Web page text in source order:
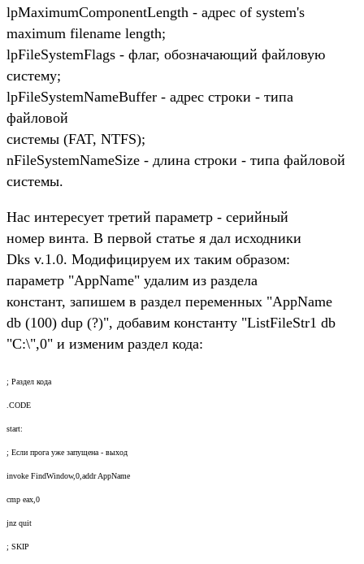
lpMaximumComponentLength - адрес of system's
maximum filename length;
lpFileSystemFlags - флаг, обозначающий файловую
систему;
lpFileSystemNameBuffer - адрес строки - типа
файловой
системы (FAT, NTFS);
nFileSystemNameSize - длина строки - типа файловой
системы.
Нас интересует третий параметр - серийный
номер винта. В первой статье я дал исходники
Dks v.1.0. Модифицируем их таким образом:
параметр "AppName" удалим из раздела
констант, запишем в раздел переменных "AppName
db (100) dup (?)", добавим константу "ListFileStr1 db
"C:\",0" и изменим раздел кода:
; Раздел кода
.CODE
start:
; Если прога уже запущена - выход
invoke FindWindow,0,addr AppName
cmp eax,0
jnz quit
; SKIP